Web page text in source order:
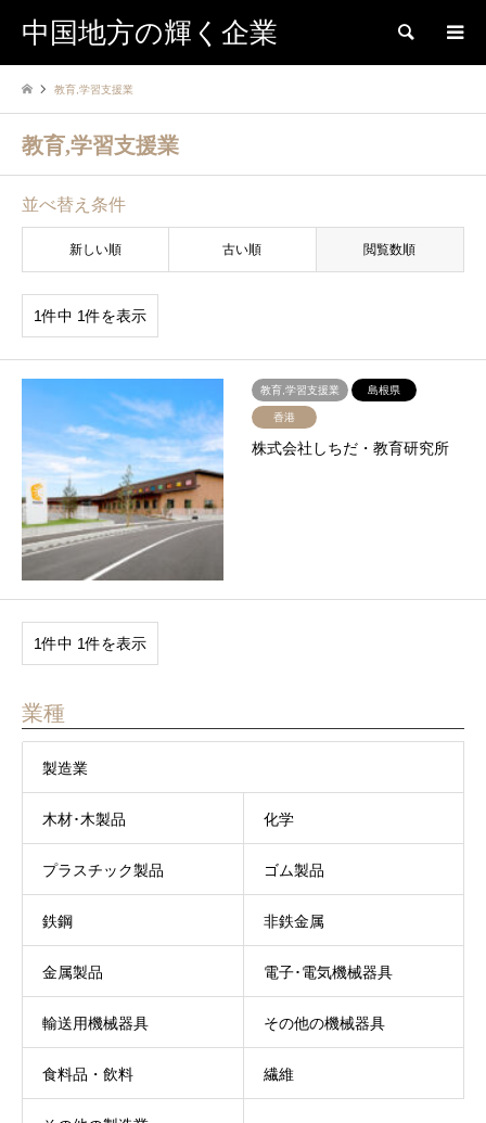
中国地方の輝く企業 検索
教育,学習支援業
教育,学習支援業
並べ替え条件
新しい順 古い順 閲覧数順
1件中 1件を表示
教育,学習支援業 島根県
香港
株式会社しちだ・教育研究所
1件中 1件を表示
業種
製造業
木材･木製品 化学
プラスチック製品 ゴム製品
鉄鋼 非鉄金属
金属製品 電子･電気機械器具
輸送用機械器具 その他の機械器具
食料品・飲料 繊維